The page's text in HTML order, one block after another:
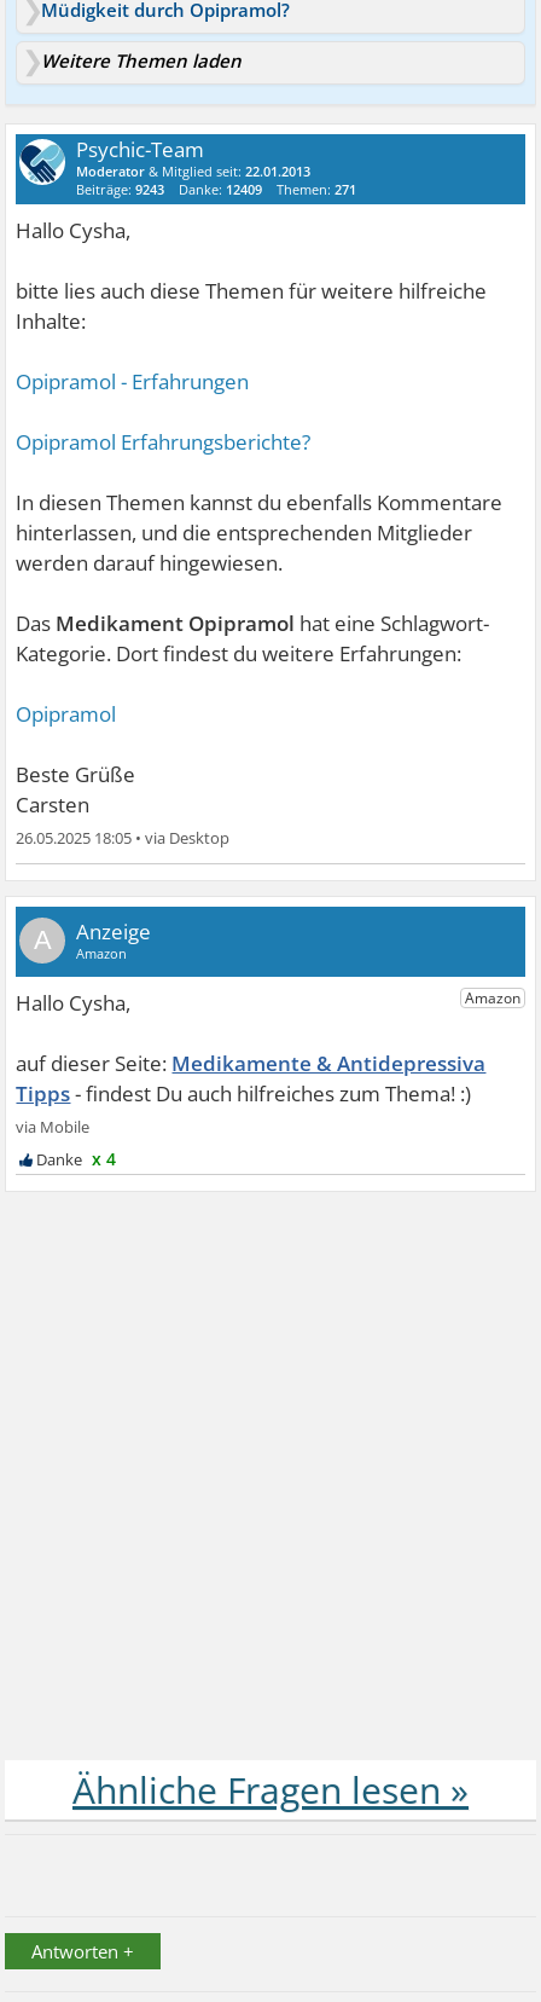
Müdigkeit durch Opipramol?
Weitere Themen laden
Psychic-Team
Moderator & Mitglied seit:22.01.2013
Beiträge:9243 Danke: 12409 Themen:271
Hallo Cysha,
bitte lies auch diese Themen für weitere hilfreiche
Inhalte:
Opipramol - Erfahrungen
Opipramol Erfahrungsberichte?
In diesen Themen kannst du ebenfalls Kommentare
hinterlassen, und die entsprechenden Mitglieder
werden darauf hingewiesen.
Das Medikament Opipramol hat eine Schlagwort-
Kategorie. Dort findest du weitere Erfahrungen:
Opipramol
Beste Grüße
Carsten
26.05.2025 18:05 •
A
Medikamente & Antidepressiva
Tipps
x 4
Antworten +